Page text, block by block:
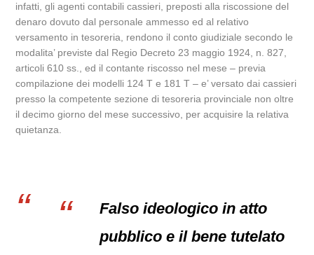
infatti, gli agenti contabili cassieri, preposti alla riscossione del
denaro dovuto dal personale ammesso ed al relativo
versamento in tesoreria, rendono il conto giudiziale secondo le
modalita’ previste dal Regio Decreto 23 maggio 1924, n. 827,
articoli 610 ss., ed il contante riscosso nel mese – previa
compilazione dei modelli 124 T e 181 T – e’ versato dai cassieri
presso la competente sezione di tesoreria provinciale non oltre
il decimo giorno del mese successivo, per acquisire la relativa
quietanza.
Falso ideologico in atto
pubblico e il bene tutelato